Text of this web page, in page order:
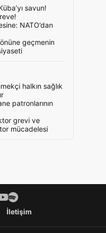
savun!
NATO’dan
geçmenin
halkın sağlık
patronlarının
grevi ve
mücadelesi
İletişim